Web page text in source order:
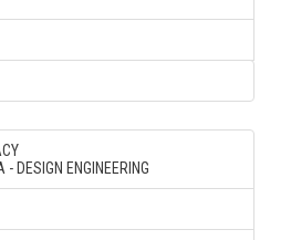
- DESIGN ENGINEERING